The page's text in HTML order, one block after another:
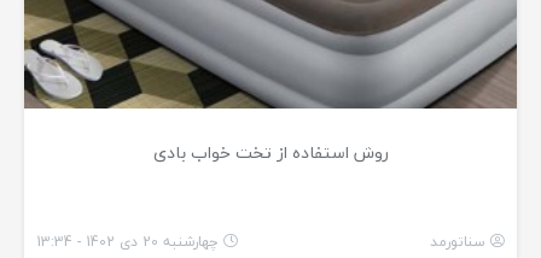
روش استفاده از تخت خواب بادی
سناتورمد چهارشنبه 20 دی 1402 - 13:34